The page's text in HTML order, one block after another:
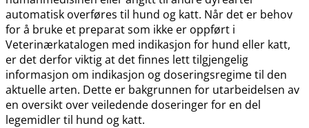
automatisk overføres til hund og katt. Når det er behov
for å bruke et preparat som ikke er oppført i
Veterinærkatalogen med indikasjon for hund eller katt,
er det derfor viktig at det finnes lett tilgjengelig
informasjon om indikasjon og doseringsregime til den
aktuelle arten. Dette er bakgrunnen for utarbeidelsen av
en oversikt over veiledende doseringer for en del
legemidler til hund og katt.